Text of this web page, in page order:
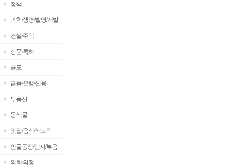
정책
과학/생명/발명/개발
건설/주택
상품/특허
공모
금융/은행/신용
부동산
동식물
맛집/음식/식도락
인물동정/인사/부음
의회/의정